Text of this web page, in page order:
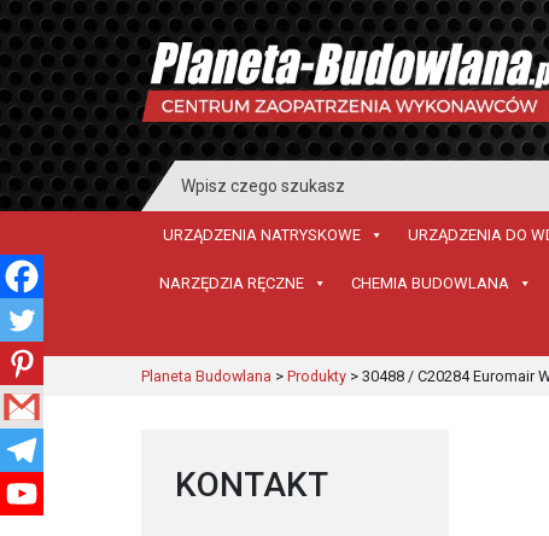
Search
for:
URZĄDZENIA NATRYSKOWE URZĄDZENIA DO
NARZĘDZIA RĘCZNE CHEMIA BUDOWLANA
Planeta Budowlana > Produkty > 30488 / C20284 Euromair
KONTAKT